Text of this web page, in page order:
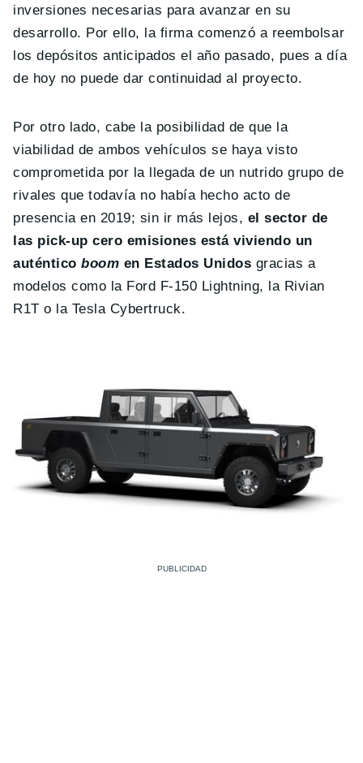
inversiones necesarias para avanzar en su
desarrollo. Por ello, la firma comenzó a reembolsar
los depósitos anticipados el año pasado, pues a día
de hoy no puede dar continuidad al proyecto.
Por otro lado, cabe la posibilidad de que la
viabilidad de ambos vehículos se haya visto
comprometida por la llegada de un nutrido grupo de
rivales que todavía no había hecho acto de
presencia en 2019; sin ir más lejos, el sector de
las pick-up cero emisiones está viviendo un
auténticoboom en Estados Unidos gracias a
modelos como la Ford F-150 Lightning, la Rivian
R1T o la Tesla Cybertruck.